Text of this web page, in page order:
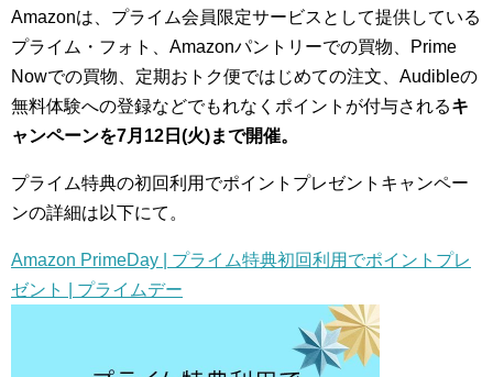
Amazonは、プライム会員限定サービスとして提供している
プライム・フォト、Amazonパントリーでの買物、Prime
Nowでの買物、定期おトク便ではじめての注文、Audibleの
無料体験への登録などでもれなくポイントが付与されるキ
ャンペーンを7月12日(火)まで開催。
プライム特典の初回利用でポイントプレゼントキャンペー
ンの詳細は以下にて。
Amazon PrimeDay | プライム特典初回利用でポイントプレ
ゼント | プライムデー